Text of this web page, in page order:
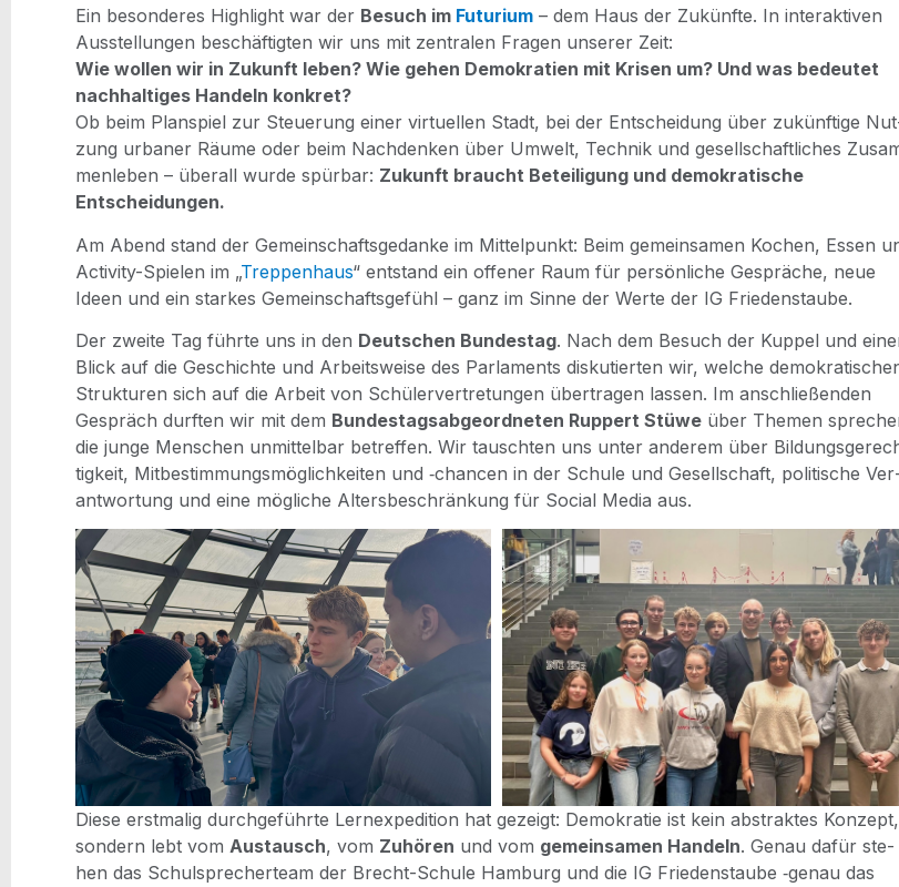
Ein beson­de­res High­light war der Besuch im Futu­ri­um – dem Haus der Zukünf­te. In inter­ak­ti­ven
Aus­stel­lun­gen beschäf­tig­ten wir uns mit zen­tra­len Fra­gen unse­rer Zeit:
Wie wol­len wir in Zukunft leben? Wie gehen Demo­kra­tien mit Kri­sen um? Und was bedeu­tet
nach­hal­ti­ges Han­deln kon­kret?
Ob beim Plan­spiel zur Steue­rung einer vir­tu­el­len Stadt, bei der Ent­schei­dung über zukünf­ti­ge
zung urba­ner Räu­me oder beim Nach­den­ken über Umwelt, Tech­nik und gesell­schaft­li­ches
men­le­ben – über­all wur­de spür­bar: Zukunft braucht Betei­li­gung und demo­kra­ti­sche
Entscheidungen.
Am Abend stand der Gemein­schafts­ge­dan­ke im Mit­tel­punkt: Beim gemein­sa­men Kochen, Essen
Acti­vi­ty-Spie­len im „Trep­pen­haus“ ent­stand ein offe­ner Raum für per­sön­li­che Gesprä­che, neue
Ideen und ein star­kes Gemein­schafts­ge­fühl – ganz im Sin­ne der Wer­te der IG Friedenstaube.
Der zwei­te Tag führ­te uns in den Deut­schen Bun­des­tag. Nach dem Besuch der Kup­pel und
Blick auf die Geschich­te und Arbeits­wei­se des Par­la­ments dis­ku­tier­ten wir, wel­che
Struk­tu­ren sich auf die Arbeit von Schü­ler­ver­tre­tun­gen über­tra­gen las­sen. Im anschlie­ßen­den
Gespräch durf­ten wir mit dem Bun­des­tags­ab­ge­ord­ne­ten Rup­pert Stü­we über The­men
die jun­ge Men­schen unmit­tel­bar betref­fen. Wir tausch­ten uns unter ande­rem über
tig­keit, Mit­be­stim­mungs­mög­lich­kei­ten und ‑chan­cen in der Schu­le und Gesell­schaft, poli­ti­sche
ant­wor­tung und eine mög­li­che Alters­be­schrän­kung für Social Media aus.
Die­se erst­ma­lig durch­ge­führ­te Lern­ex­pe­di­ti­on hat gezeigt: Demo­kra­tie ist kein abs­trak­tes Kon­zept,
son­dern lebt vom Aus­tausch, vom Zuhö­ren und vom gemein­sa­men Han­deln. Genau dafür ste­
hen das Schul­spre­cher­team der Brecht-Schu­le Ham­burg und die IG Frie­dens­tau­be ‑genau das